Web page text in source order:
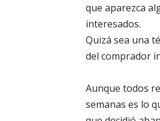
que aparezca
interesados.
Quizá sea una
del comprador
Aunque todos
semanas es lo